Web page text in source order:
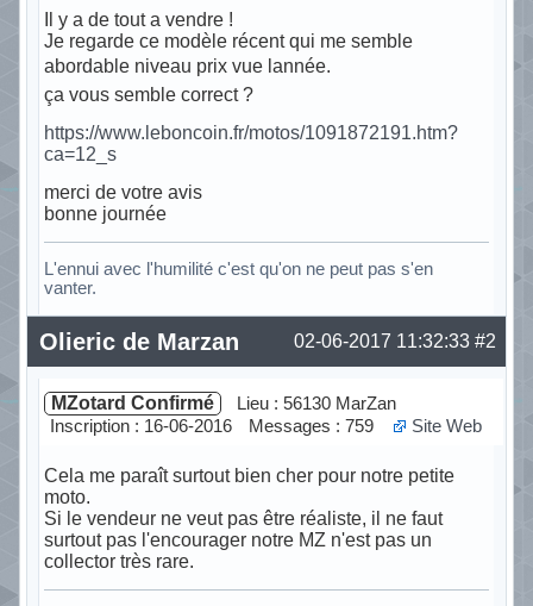
Il y a de tout a vendre !
Je regarde ce modèle récent qui me semble
abordable niveau prix vue lannée.
ça vous semble correct ?
https://www.leboncoin.fr/motos/1091872191.htm?
ca=12_s
merci de votre avis
bonne journée
L'ennui avec l'humilité c'est qu'on ne peut pas s'en
vanter.
Hors ligne #2
02-06-2017 11:32:33
Olieric de Marzan
MZotard Confirmé
Lieu : 56130 MarZan
Inscription : 16-06-2016
Messages : 759 Site Web
Cela me paraît surtout bien cher pour notre petite
moto.
Si le vendeur ne veut pas être réaliste, il ne faut
surtout pas l'encourager notre MZ n'est pas un
collector très rare.